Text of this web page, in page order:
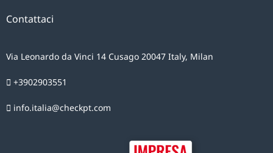
suo
inequivocabile
CHECKPOINT
SYSTEMS
Contattaci
Via Leonardo da Vinci 14 Cusago 20047 Italy, Milan
+3902903551
info.italia@checkpt.com